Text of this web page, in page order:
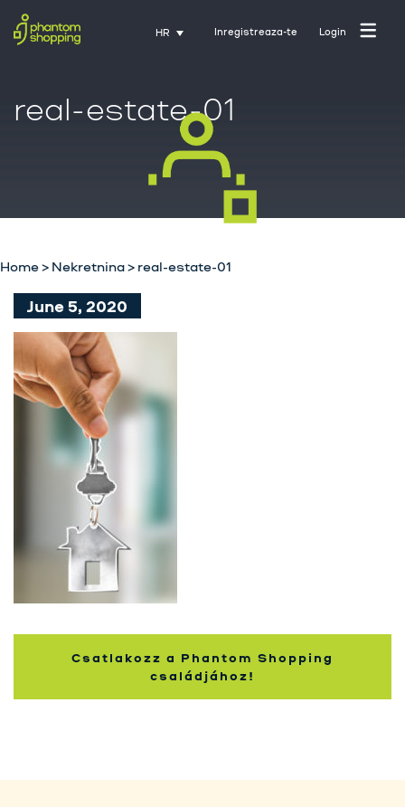
HR Inregistreaza-te Login
Početna stranica
Trening uz Activate
real-estate-01
Home> Nekretnina> real-estate-01
June 5, 2020
Csatlakozz a Phantom Shopping
családjához!